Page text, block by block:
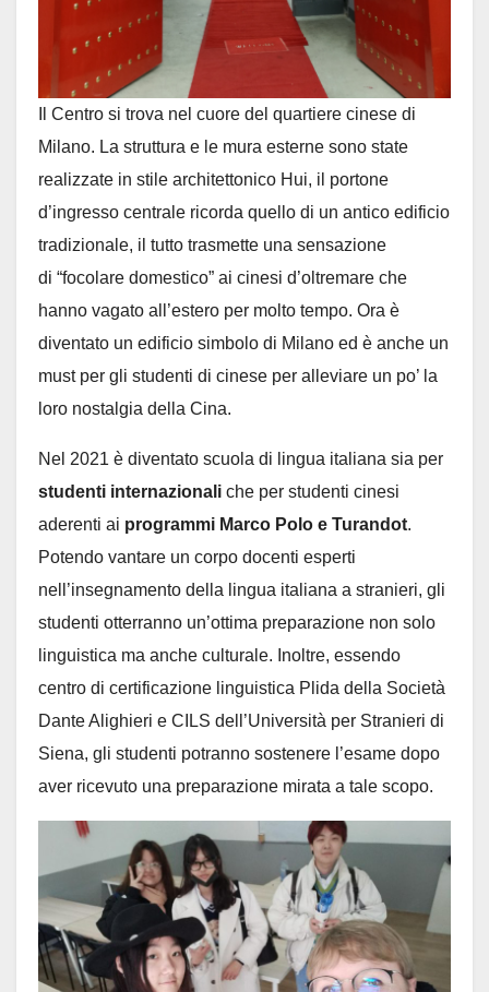
Il Centro si trova nel cuore del quartiere cinese di
Milano. La struttura e le mura esterne sono state
realizzate in stile architettonico Hui, il portone
d’ingresso centrale ricorda quello di un antico edificio
tradizionale, il tutto trasmette una sensazione
di “focolare domestico” ai cinesi d’oltremare che
hanno vagato all’estero per molto tempo. Ora è
diventato un edificio simbolo di Milano ed è anche un
must per gli studenti di cinese per alleviare un po’ la
loro nostalgia della Cina.
Nel 2021 è diventato scuola di lingua italiana sia per
studenti internazionali che per studenti cinesi
aderenti ai programmi Marco Polo e Turandot.
Potendo vantare un corpo docenti esperti
nell’insegnamento della lingua italiana a stranieri, gli
studenti otterranno un’ottima preparazione non solo
linguistica ma anche culturale. Inoltre, essendo
centro di certificazione linguistica Plida della Società
Dante Alighieri e CILS dell’Università per Stranieri di
Siena, gli studenti potranno sostenere l’esame dopo
aver ricevuto una preparazione mirata a tale scopo.